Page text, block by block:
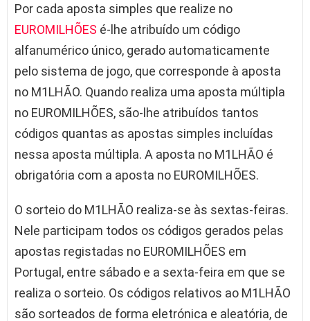
Por cada aposta simples que realize no
EUROMILHÕES é-lhe atribuído um código
alfanumérico único, gerado automaticamente
pelo sistema de jogo, que corresponde à aposta
no M1LHÃO. Quando realiza uma aposta múltipla
no EUROMILHÕES, são-lhe atribuídos tantos
códigos quantas as apostas simples incluídas
nessa aposta múltipla. A aposta no M1LHÃO é
obrigatória com a aposta no EUROMILHÕES.
O sorteio do M1LHÃO realiza-se às sextas-feiras.
Nele participam todos os códigos gerados pelas
apostas registadas no EUROMILHÕES em
Portugal, entre sábado e a sexta-feira em que se
realiza o sorteio. Os códigos relativos ao M1LHÃO
são sorteados de forma eletrónica e aleatória, de